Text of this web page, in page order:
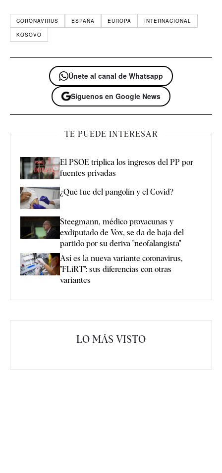
CORONAVIRUS ESPAÑA EUROPA
INTERNACIONAL
KOSOVO
Únete al canal de Whatsapp
Síguenos en Google News
TE PUEDE INTERESAR
El PSOE triplica los ingresos del PP por
fuentes privadas
¿Qué fue del pangolín y el Covid?
Steegmann, médico provacunas y
exdiputado de Vox, se da de baja del
partido por su deriva "neofalangista"
Así es la nueva variante coronavirus,
"FLiRT": sus diferencias con otras
variantes
LO MÁS VISTO